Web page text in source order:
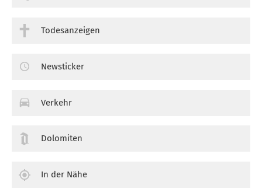
Todesanzeigen
Newsticker
Verkehr
Dolomiten
In der Nähe